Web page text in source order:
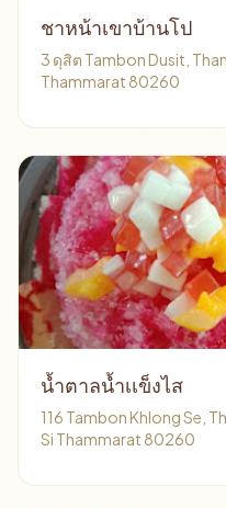
ชาหน้าเขาบ้านโป
3 ดุสิต Tambon Dusit,
Thammarat 80260
น้ำตาลน้ำเเข็งไส
116 Tambon Khlong Se,
Si Thammarat 80260